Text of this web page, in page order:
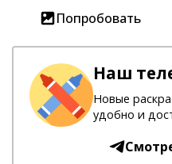
Попробовать
Наш
Новые
удобно и